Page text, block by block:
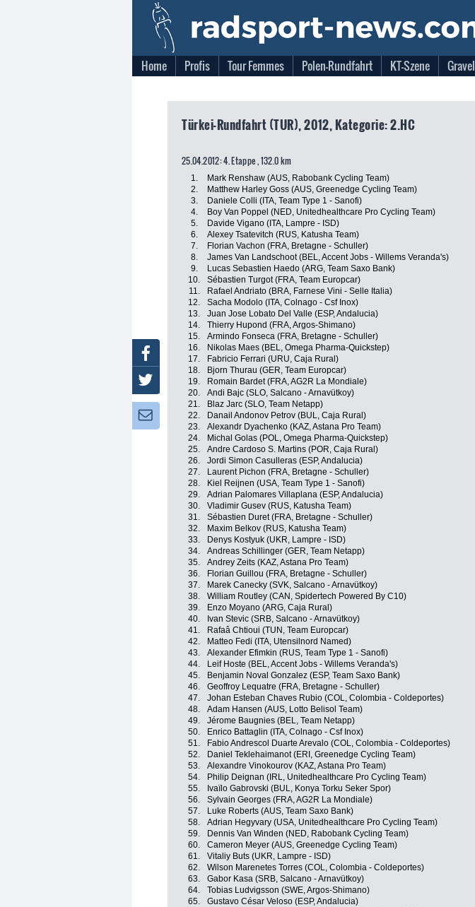
Home Profis Tour Femmes Polen-Rundfahrt KT-Szene Gravel
Türkei-Rundfahrt (TUR), 2012, Kategorie: 2.HC
25.04.2012: 4. Etappe , 132.0 km
1. Mark Renshaw (AUS, Rabobank Cycling Team)
2.
Matthew Harley Goss (AUS, Greenedge Cycling Team)
3.
Daniele Colli (ITA, Team Type 1 - Sanofi)
4.
Boy Van Poppel (NED, Unitedhealthcare Pro Cycling Team)
5.
Davide Vigano (ITA, Lampre - ISD)
6.
Alexey Tsatevitch (RUS, Katusha Team)
7.
Florian Vachon (FRA, Bretagne - Schuller)
8.
James Van Landschoot (BEL, Accent Jobs - Willems Veranda's)
9.
Lucas Sebastien Haedo (ARG, Team Saxo Bank)
10.
Sébastien Turgot (FRA, Team Europcar)
11.
Rafael Andriato (BRA, Farnese Vini - Selle Italia)
12.
Sacha Modolo (ITA, Colnago - Csf Inox)
13.
Juan Jose Lobato Del Valle (ESP, Andalucia)
14.
Thierry Hupond (FRA, Argos-Shimano)
15.
Armindo Fonseca (FRA, Bretagne - Schuller)
16.
Nikolas Maes (BEL, Omega Pharma-Quickstep)
17.
Fabricio Ferrari (URU, Caja Rural)
18.
Bjorn Thurau (GER, Team Europcar)
19.
Romain Bardet (FRA, AG2R La Mondiale)
20.
Andi Bajc (SLO, Salcano - Arnavütkoy)
21.
Blaz Jarc (SLO, Team Netapp)
22.
Danail Andonov Petrov (BUL, Caja Rural)
23.
Alexandr Dyachenko (KAZ, Astana Pro Team)
24.
Michal Golas (POL, Omega Pharma-Quickstep)
25.
Andre Cardoso S. Martins (POR, Caja Rural)
26.
Jordi Simon Casulleras (ESP, Andalucia)
27.
Laurent Pichon (FRA, Bretagne - Schuller)
28.
Kiel Reijnen (USA, Team Type 1 - Sanofi)
29.
Adrian Palomares Villaplana (ESP, Andalucia)
30.
Vladimir Gusev (RUS, Katusha Team)
31.
Sébastien Duret (FRA, Bretagne - Schuller)
32.
Maxim Belkov (RUS, Katusha Team)
33.
Denys Kostyuk (UKR, Lampre - ISD)
34.
Andreas Schillinger (GER, Team Netapp)
35.
Andrey Zeits (KAZ, Astana Pro Team)
36.
Florian Guillou (FRA, Bretagne - Schuller)
37.
Marek Canecky (SVK, Salcano - Arnavütkoy)
38.
William Routley (CAN, Spidertech Powered By C10)
39.
Enzo Moyano (ARG, Caja Rural)
40.
Ivan Stevic (SRB, Salcano - Arnavütkoy)
41.
Rafaâ Chtioui (TUN, Team Europcar)
42.
Matteo Fedi (ITA, Utensilnord Named)
43.
Alexander Efimkin (RUS, Team Type 1 - Sanofi)
44.
Leif Hoste (BEL, Accent Jobs - Willems Veranda's)
45.
Benjamin Noval Gonzalez (ESP, Team Saxo Bank)
46.
Geoffroy Lequatre (FRA, Bretagne - Schuller)
47.
Johan Esteban Chaves Rubio (COL, Colombia - Coldeportes)
48.
Adam Hansen (AUS, Lotto Belisol Team)
49.
Jérome Baugnies (BEL, Team Netapp)
50.
Enrico Battaglin (ITA, Colnago - Csf Inox)
51.
Fabio Andrescol Duarte Arevalo (COL, Colombia - Coldeportes)
52.
Daniel Teklehaimanot (ERI, Greenedge Cycling Team)
53.
Alexandre Vinokourov (KAZ, Astana Pro Team)
54.
Philip Deignan (IRL, Unitedhealthcare Pro Cycling Team)
55.
Ivaïlo Gabrovski (BUL, Konya Torku Seker Spor)
56.
Sylvain Georges (FRA, AG2R La Mondiale)
57.
Luke Roberts (AUS, Team Saxo Bank)
58.
Adrian Hegyvary (USA, Unitedhealthcare Pro Cycling Team)
59.
Dennis Van Winden (NED, Rabobank Cycling Team)
60.
Cameron Meyer (AUS, Greenedge Cycling Team)
61.
Vitaliy Buts (UKR, Lampre - ISD)
62.
Wilson Marenetes Torres (COL, Colombia - Coldeportes)
63.
Gabor Kasa (SRB, Salcano - Arnavütkoy)
64.
Tobias Ludvigsson (SWE, Argos-Shimano)
65.
Gustavo César Veloso (ESP, Andalucia)
Facebook
Twitter
Newsletter: